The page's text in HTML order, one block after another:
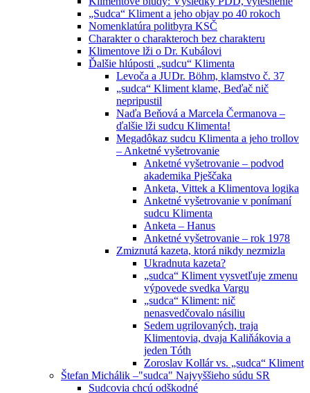
„Sudca“ Kliment a jeho objav po 40 rokoch
Nomenklatúra politbyra KSČ
Charakter o charakteroch bez charakteru
Klimentove lži o Dr. Kubálovi
Ďalšie hlúposti „sudcu“ Klimenta
Levoča a JUDr. Böhm, klamstvo č. 37
„sudca“ Kliment klame, Beďač nič
nepripustil
Naďa Beňová a Marcela Čermanova –
ďalšie lži sudcu Klimenta!
Megadôkaz sudcu Klimenta a jeho trollov
– Anketné vyšetrovanie
Anketné vyšetrovanie – podvod
akademika Pješčaka
Anketa, Vittek a Klimentova logika
Anketné vyšetrovanie v ponímaní
sudcu Klimenta
Anketa – Hanus
Anketné vyšetrovanie – rok 1978
Zmiznutá kazeta, ktorá nikdy nezmizla
Ukradnuta kazeta?
„sudca“ Kliment vysvetľuje zmenu
výpovede svedka Vargu
„sudca“ Kliment: nič
nenasvedčovalo násiliu
Sedem ugrilovaných, traja
Klimentovia, dvaja Kaliňákovia a
jeden Tóth
Zoroslav Kollár vs. „sudca“ Kliment
Štefan Michálik –"sudca" Najvyššieho súdu SR
Sudcovia chcú odškodné